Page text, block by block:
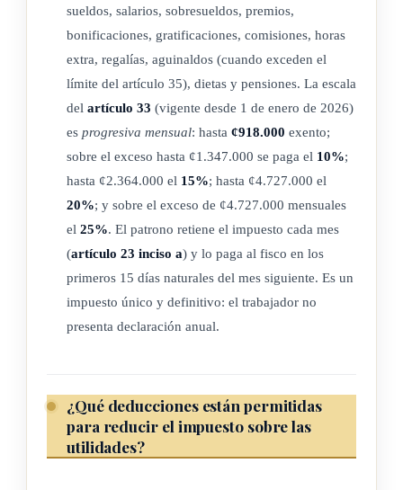
Excepcionalmente, se entenderán gravadas las siguientes
rentas pasivas de fuente extranjera que provengan de bienes
situados o derechos utilizados económicamente fuera del
territorio nacional, en tanto y únicamente sean obtenidos por
una entidad integrante de un grupo multinacional y que,
además, sea considerada como una entidad no calificada de
conformidad con lo dispuesto en el artículo 2 bis de la
presente ley:
a) dividendos;
b) intereses;
d) ganancias de capital;
Todas las anteriores de conformidad con lo dispuesto en el
artículo 27 ter de esta ley.
sueldos, salarios, sobresueldos, premios,
bonificaciones, gratificaciones, comisiones, horas
extra, regalías, aguinaldos (cuando exceden el
límite del artículo 35), dietas y pensiones. La escala
del artículo 33 (vigente desde 1 de enero de 2026)
es progresiva mensual: hasta ¢918.000 exento;
sobre el exceso hasta ¢1.347.000 se paga el 10%;
hasta ¢2.364.000 el 15%; hasta ¢4.727.000 el
20%; y sobre el exceso de ¢4.727.000 mensuales
el 25%. El patrono retiene el impuesto cada mes
(artículo 23 inciso a) y lo paga al fisco en los
primeros 15 días naturales del mes siguiente. Es un
impuesto único y definitivo: el trabajador no
presenta declaración anual.
¿Qué deducciones están permitidas
para reducir el impuesto sobre las
utilidades?